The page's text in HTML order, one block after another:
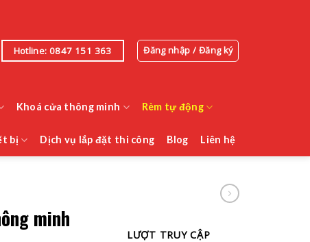
Hotline: 0847 151 363 Đăng nhập / Đăng ký
Khoá cửa thông minh Rèm tự động
bị Dịch vụ lắp đặt thi công Blog Liên hệ
minh
LƯỢT TRUY CẬP